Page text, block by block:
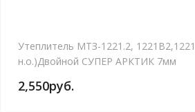
Утеплитель МТЗ-1221.2,
н.о.)Двойной СУПЕР АРКТИК 7мм
2,550руб.